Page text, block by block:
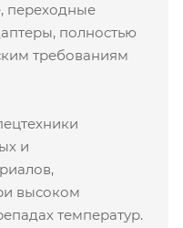
переходные
полностью
требованиям
и
высоком
температур.